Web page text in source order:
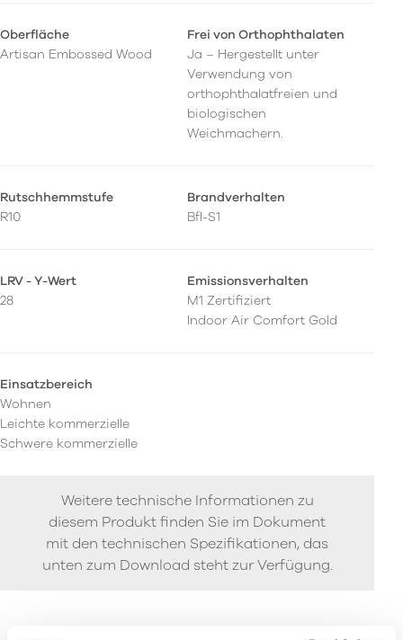
Oberfläche
Artisan Embossed Wood
Frei von Orthophthalaten
Ja – Hergestellt unter
Verwendung von
orthophthalatfreien und
biologischen
Weichmachern.
Rutschhemmstufe
R10
Brandverhalten
Bfl-S1
LRV - Y-Wert
28
Emissionsverhalten
M1 Zertifiziert
Indoor Air Comfort Gold
Einsatzbereich
Wohnen
Leichte kommerzielle
Schwere kommerzielle
Weitere technische Informationen zu
diesem Produkt finden Sie im Dokument
mit den technischen Spezifikationen, das
unten zum Download steht zur Verfügung.